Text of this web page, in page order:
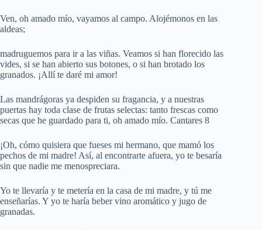
Ven, oh amado mío, vayamos al campo. Alojémonos en las
aldeas;
madruguemos para ir a las viñas. Veamos si han florecido las
vides, si se han abierto sus botones, o si han brotado los
granados. ¡Allí te daré mi amor!
Las mandrágoras ya despiden su fragancia, y a nuestras
puertas hay toda clase de frutas selectas: tanto frescas como
secas que he guardado para ti, oh amado mío. Cantares 8
¡Oh, cómo quisiera que fueses mi hermano, que mamó los
pechos de mi madre! Así, al encontrarte afuera, yo te besaría
sin que nadie me menospreciara.
Yo te llevaría y te metería en la casa de mi madre, y tú me
enseñarías. Y yo te haría beber vino aromático y jugo de
granadas.